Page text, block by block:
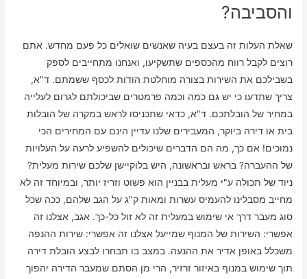
והסביבה?
שאלת העלות זה בעצם בעיה שאנשים שואלים כל פעם מחדש. אתם
רוצים לקבל רווח מהכספים שתשקיעו, ואנחנו מתחייבים לספק
בשבילכם את השירות בצורה מוחלטת הודות לכסף ששמתם. ד"א,
צריך שתדעו כי יש גם כמה וכמה פרמטרים שביכולתם לגרום לעלייה
במחיר של הובלתכם. ד"א, כדאי שתכניסו לראש במקרה של הובלות
בית או דירה ביוקר, המעבירים שלנו עדיין הינם עם המחירים הכי
נמוכים! אם כך, מה הם הדברים שיכולים להשפיע לרעה על העלויות
של ההעברה? בראש ובראשונה, היש בלוקיישן שלכם שירות מעלית?
ניוד של תכולה ע"י מעלית בבניין הוא פשוט וזריז יותר, ובמיוחד זה לא
מחייב מסבלינו להעמיס עשרות ומאות ק"ג על הגב שלהם, ככה שכל
סוג מעבר דרך אי שימוש במעלית זה לא זול כל-כך. אגב, אצלנו זה
אפשרי: השירות של המנוף שמייעל אצלנו זה אפשרי: שירות ההנפה
משכלל באופן אדיר את ההנעה. במצב בו תבחרו לבצע הובלת דירה
תוך שימוש במנוף באיזור זרזיר, הרי מן הסתם שמעבר הדירה יהפוך